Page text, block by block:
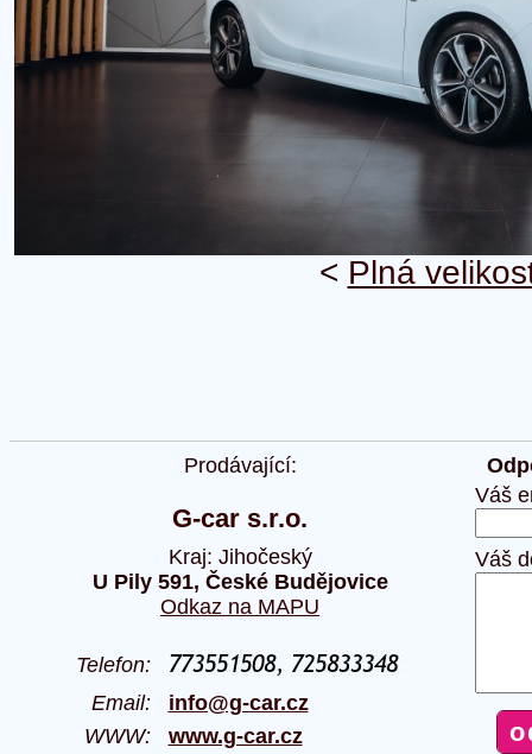
< Plná
Prodávající:
G-car s.r.o.
Kraj: Jihočeský
U Pily 591, České Budějovice
Odkaz na MAPU
Telefon:
Email: info@g-car.cz
WWW: www.g-car.cz
Váš
Váš